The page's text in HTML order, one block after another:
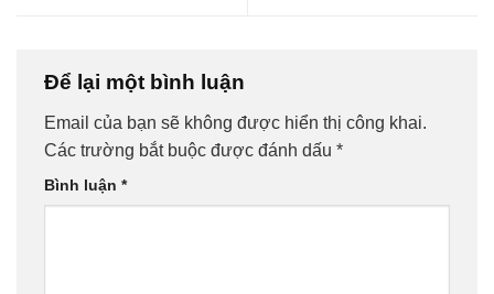
Để lại một bình luận
Email của bạn sẽ không được hiển thị công khai.
Các trường bắt buộc được đánh dấu *
Bình luận *